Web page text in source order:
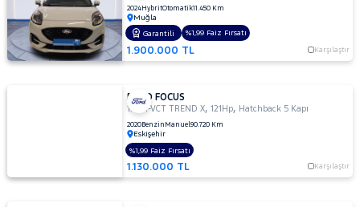
2024HybritOtomatik11.450 Km
Muğla
1.900.000 TL Karşılaştır
Garantili %1,99 Faiz Fırsatı
FORD FOCUS
1.5 TI-VCT TREND X,121Hp, Hatchback 5 Kapı
2020Benzin Manuel90.720 Km
Eskişehir
1.130.000 TL Karşılaştır
%1,99 Faiz Fırsatı